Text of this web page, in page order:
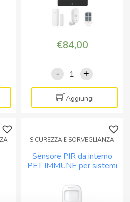
€84,00
-
SafeHouse
HS670
Sistema
allarme
4G
controllo
tramite
Tuya
+
Aggiungi
SICUREZZA E SORVEGLIANZA
Sensore PIR da interno
PET IMMUNE per sistemi